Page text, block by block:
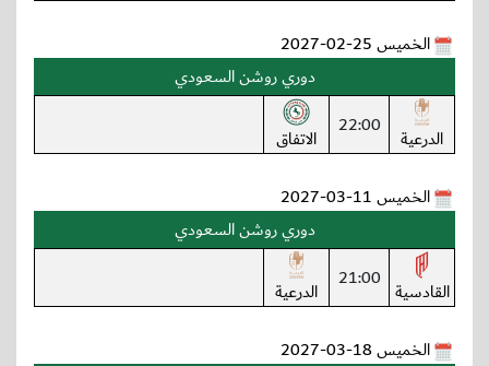
الخميس 25-02-2027
دوري روشن السعودي
الدرعية 22:00 الاتفاق
الخميس 11-03-2027
دوري روشن السعودي
القادسية 21:00 الدرعية
الخميس 18-03-2027